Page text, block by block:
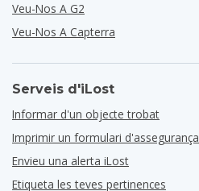
Veu-Nos A G2
Veu-Nos A Capterra
Serveis d'iLost
Informar d'un objecte trobat
Imprimir un formulari d'assegurança
Envieu una alerta iLost
Etiqueta les teves pertinences